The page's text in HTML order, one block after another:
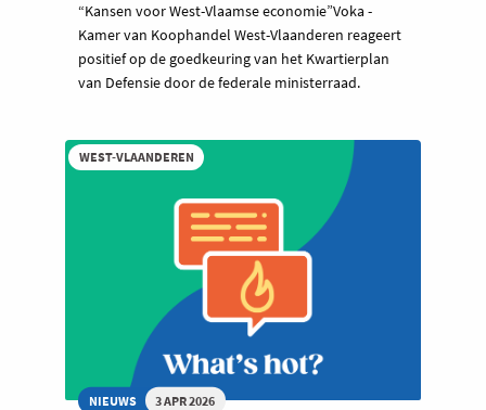
“Kansen voor West-Vlaamse economie”Voka -
Kamer van Koophandel West-Vlaanderen reageert
positief op de goedkeuring van het Kwartierplan
van Defensie door de federale ministerraad.
WEST-VLAANDEREN
NIEUWS 3 APR 2026